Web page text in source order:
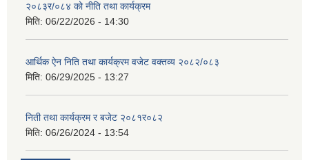
२०८३र/०८४ को नीति तथा कार्यक्रम
मिति: 06/22/2026 - 14:30
आर्थिक ऐन निति तथा कार्यक्रम वजेट वक्तव्य २०८२/०८३
मिति: 06/29/2025 - 13:27
निती तथा कार्यक्रम र बजेट २०८१र०८२
मिति: 06/26/2024 - 13:54